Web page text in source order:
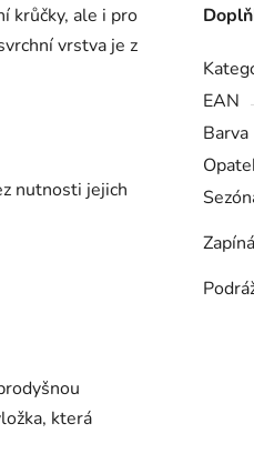
krůčky, ale i pro
vrstva je z
nutnosti jejich
která
EAN
Barva